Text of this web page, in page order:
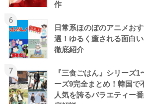
作
6
日常系ほのぼのアニメお
選！ゆるく癒される面白
徹底紹介
7
『三食ごはん』シリーズ1
ーズ9完全まとめ！韓国で
人気を誇るバラエティー